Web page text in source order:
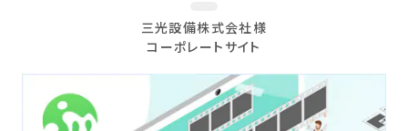
三光設備株式会社様
コーポレートサイト